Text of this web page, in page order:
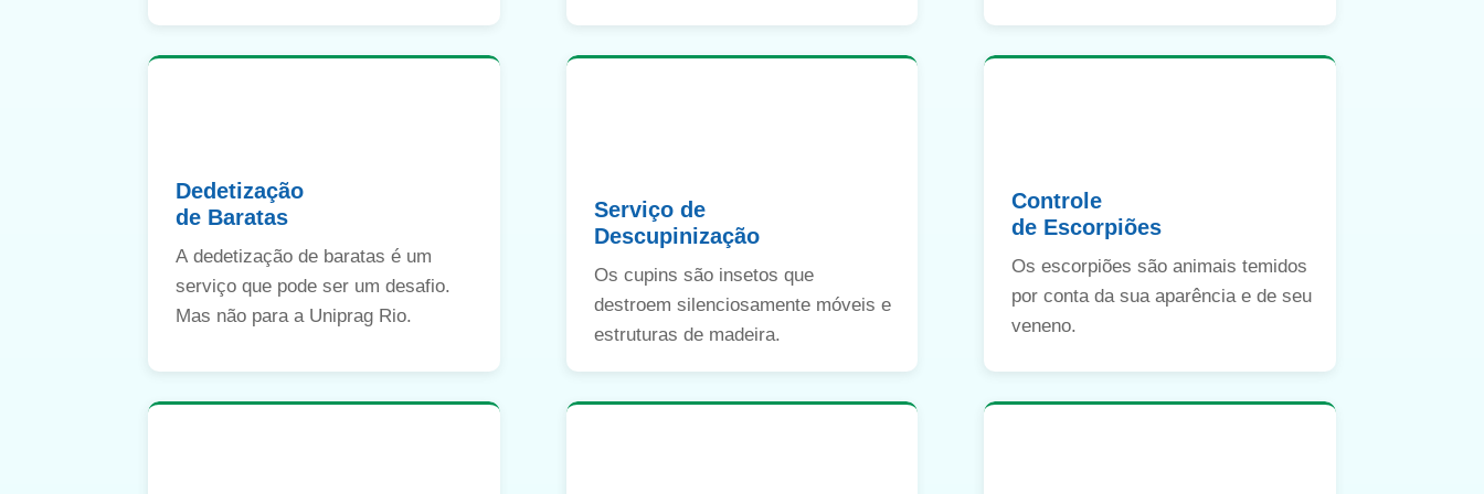
Dedetização
de Baratas
A dedetização de baratas é um
serviço que pode ser um desafio.
Mas não para a Uniprag Rio.
Serviço de
Descupinização
Os cupins são insetos que
destroem silenciosamente móveis e
estruturas de madeira.
Controle
de Escorpiões
Os escorpiões são animais temidos
por conta da sua aparência e de seu
veneno.